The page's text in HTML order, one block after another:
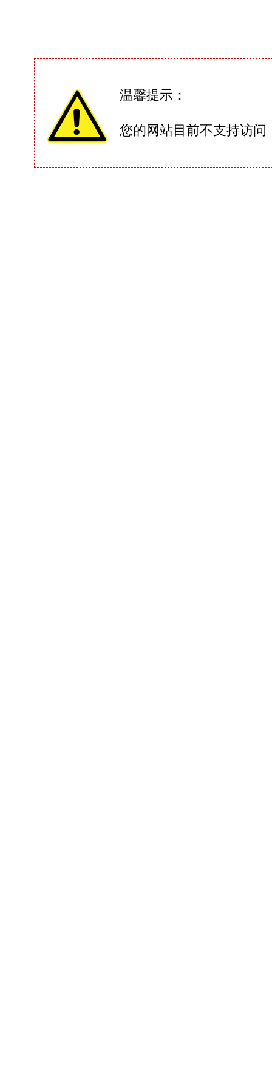
温馨提示：
您的网站目前不支持访